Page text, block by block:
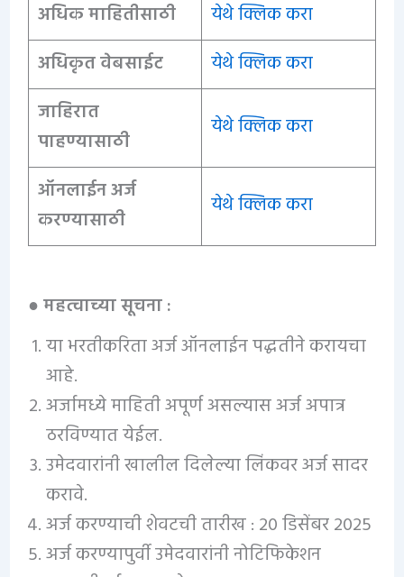
अधिक माहितीसाठी
येथे क्लिक करा
अधिकृत वेबसाईट
येथे क्लिक करा
जाहिरात
पाहण्यासाठी
येथे क्लिक करा
ऑनलाईन अर्ज
करण्यासाठी
येथे क्लिक करा
● महत्वाच्या सूचना :
या भरतीकरिता अर्ज ऑनलाईन पद्धतीने करायचा
आहे.
अर्जामध्ये माहिती अपूर्ण असल्यास अर्ज अपात्र
ठरविण्यात येईल.
उमेदवारांनी खालील दिलेल्या लिंकवर अर्ज सादर
करावे.
अर्ज करण्याची शेवटची तारीख : 20 डिसेंबर 2025
अर्ज करण्यापुर्वी उमेदवारांनी नोटिफिकेशन